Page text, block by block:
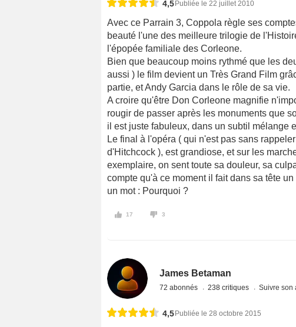
4,5Publiée le 22 juillet 2010
Avec ce Parrain 3, Coppola règle ses
beauté l'une des meilleure trilogie de
l'épopée familiale des Corleone.
Bien que beaucoup moins rythmé que les
aussi ) le film devient un Très Grand Film
partie, et Andy Garcia dans le rôle de sa vie.
A croire qu'être Don Corleone magnifie
rougir de passer après les monuments que
il est juste fabuleux, dans un subtil mélange
Le final à l'opéra ( qui n'est pas sans
d'Hitchcock ), est grandiose, et sur les
exemplaire, on sent toute sa douleur, sa
compte qu'à ce moment il fait dans sa tête
un mot : Pourquoi ?
17 3
James Betaman
72 abonnés 238 critiques Suivre son
4,5 Publiée le 28 octobre 2015